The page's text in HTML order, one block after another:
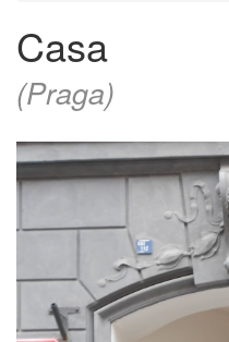
Casa
(Praga)